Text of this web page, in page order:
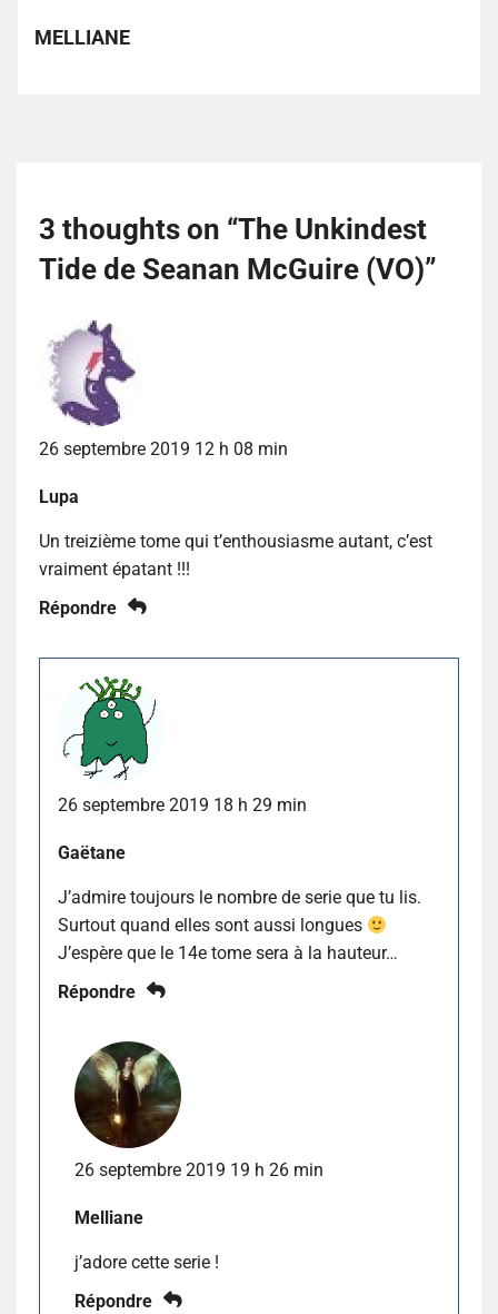
MELLIANE
3 thoughts on “The Unkindest
Tide de Seanan McGuire (VO)”
26 septembre 2019 12 h 08 min
Lupa
Un treizième tome qui t’enthousiasme autant, c’est
vraiment épatant !!!
Répondre
26 septembre 2019 18 h 29 min
Gaëtane
J’admire toujours le nombre de serie que tu lis.
Surtout quand elles sont aussi longues
J’espère que le 14e tome sera à la hauteur…
Répondre
26 septembre 2019 19 h 26 min
Melliane
j’adore cette serie !
Répondre